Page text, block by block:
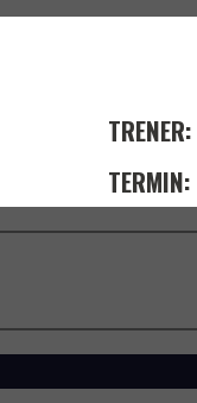
TRENER:
TERMIN: